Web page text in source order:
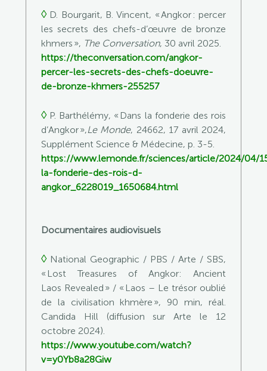
◊D. Bourgarit, B. Vincent, « Angkor : percer
les secrets des chefs-d’œuvre de bronze
khmers », The Conversation, 30 avril 2025.
https://theconversation.com/angkor-
percer-les-secrets-des-chefs-doeuvre-
de-bronze-khmers-255257
◊P. Barthélémy, « Dans la fonderie des rois
d’Angkor »,Le Monde, 24662, 17 avril 2024,
Supplément Science & Médecine, p. 3-5.
https://www.lemonde.fr/sciences/article/2024/04/
la-fonderie-des-rois-d-
angkor_6228019_1650684.html
Documentaires audiovisuels
◊National Geographic / PBS / Arte / SBS,
« Lost Treasures of Angkor: Ancient
Laos Revealed » / « Laos – Le trésor oublié
de la civilisation khmère », 90 min, réal.
Candida Hill (diffusion sur Arte le 12
octobre 2024).
https://www.youtube.com/watch?
v=y0Yb8a28Giw